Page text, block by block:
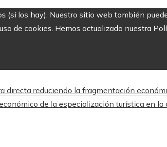
(si los hay). Nuestro sitio web también
de cookies. Hemos actualizado nuestra
directa reduciendo la fragmentación
de la especialización turística en la